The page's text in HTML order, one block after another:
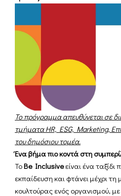
Το πρόγραμμα απευθύνεται σε
τμήματα HR, ESG, Marketing,
του δημόσιου τομέα.
Ένα βήμα πιο κοντά στη
ΤοBe Inclusive είναι ένα
εκπαίδευση και φτάνει μέχρι
κουλτούρας ενός οργανισμού,